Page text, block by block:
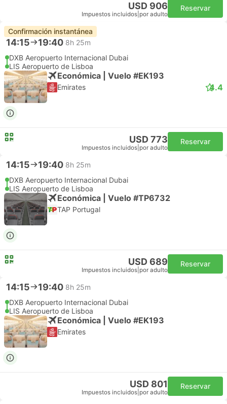
USD 906
Impuestos incluidos por adulto
Reservar
Confirmación instantánea
14:15 19:40 8h 25m
DXB Aeropuerto Internacional Dubai
LIS Aeropuerto de Lisboa
Económica | Vuelo #EK193
Emirates 4.4
USD 773
Impuestos incluidos por adulto
Reservar
14:15 19:40 8h 25m
DXB Aeropuerto Internacional Dubai
LIS Aeropuerto de Lisboa
Económica | Vuelo #TP6732
TAP Portugal
USD 689
Impuestos incluidos por adulto
Reservar
14:15 19:40 8h 25m
DXB Aeropuerto Internacional Dubai
LIS Aeropuerto de Lisboa
Económica | Vuelo #EK193
Emirates
USD 801
Impuestos incluidos por adulto
Reservar